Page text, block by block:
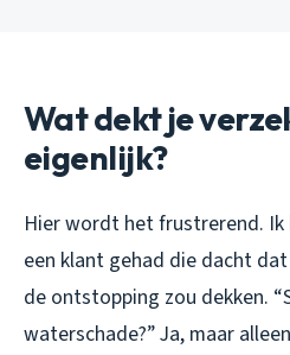
Wat dekt je
eigenlijk?
Hier wordt het frustrerend. Ik
een klant gehad die dacht
de ontstopping zou dekken.
waterschade?” Ja, maar